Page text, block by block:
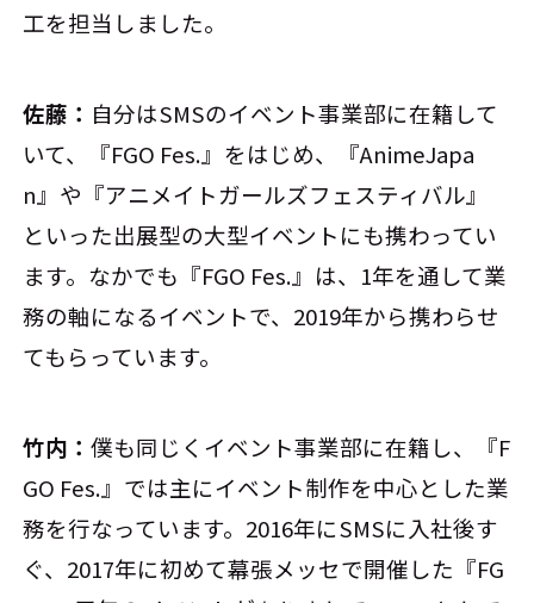
工を担当しました。
佐藤： 自分はSMSのイベント事業部に在籍して
いて、『FGO Fes.』をはじめ、『AnimeJapa
n』や『アニメイトガールズフェスティバル』
といった出展型の大型イベントにも携わってい
ます。なかでも『FGO Fes.』は、1年を通して業
務の軸になるイベントで、2019年から携わらせ
てもらっています。
竹内：僕も同じくイベント事業部に在籍し、『F
GO Fes.』では主にイベント制作を中心とした業
務を行なっています。2016年にSMSに入社後す
ぐ、2017年に初めて幕張メッセで開催した『FG